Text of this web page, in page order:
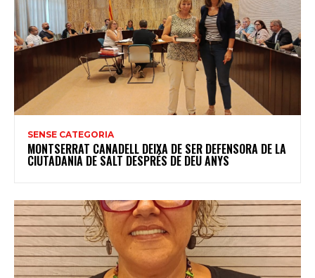
SENSE CATEGORIA
MONTSERRAT CANADELL DEIXA DE SER DEFENSORA DE LA
CIUTADANIA DE SALT DESPRÉS DE DEU ANYS